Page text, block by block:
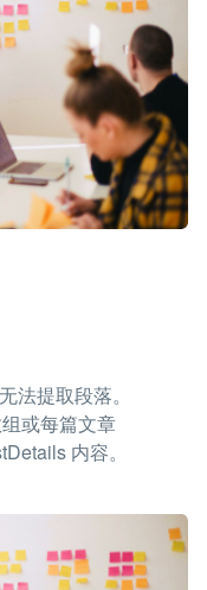
法提取段落。
或每篇文章
内容。